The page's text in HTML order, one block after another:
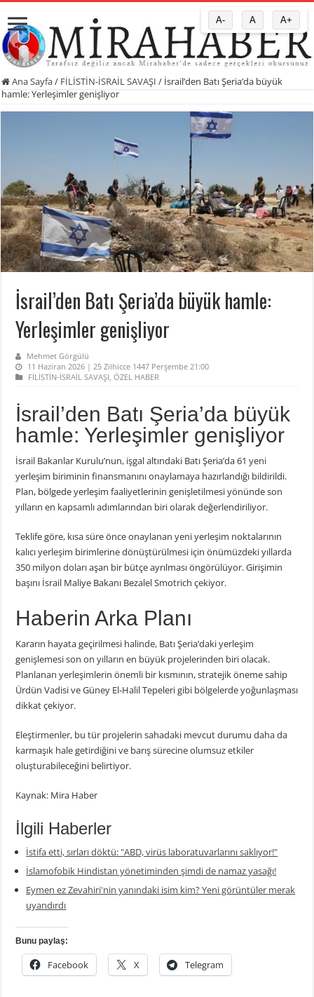
Ana Sayfa/ FİLİSTİN-İSRAİL SAVAŞI / İsrail’den Batı Şeria’da büyük
hamle: Yerleşimler genişliyor
İsrail’den Batı Şeria’da büyük hamle:
Yerleşimler genişliyor
Mehmet Görgülü
11 Haziran 2026 | 25 Zilhicce 1447 Perşembe 21:00
FİLİSTİN-İSRAİL SAVAŞI,ÖZEL HABER
İsrail’den Batı Şeria’da büyük
hamle: Yerleşimler genişliyor
İsrail Bakanlar Kurulu’nun, işgal altındaki Batı Şeria’da 61 yeni
yerleşim biriminin finansmanını onaylamaya hazırlandığı bildirildi.
Plan, bölgede yerleşim faaliyetlerinin genişletilmesi yönünde son
yılların en kapsamlı adımlarından biri olarak değerlendiriliyor.
Teklife göre, kısa süre önce onaylanan yeni yerleşim noktalarının
kalıcı yerleşim birimlerine dönüştürülmesi için önümüzdeki yıllarda
350 milyon doları aşan bir bütçe ayrılması öngörülüyor. Girişimin
başını İsrail Maliye Bakanı Bezalel Smotrich çekiyor.
Haberin Arka Planı
Kararın hayata geçirilmesi halinde, Batı Şeria’daki yerleşim
genişlemesi son on yılların en büyük projelerinden biri olacak.
Planlanan yerleşimlerin önemli bir kısmının, stratejik öneme sahip
Ürdün Vadisi ve Güney El-Halil Tepeleri gibi bölgelerde yoğunlaşması
dikkat çekiyor.
Eleştirmenler, bu tür projelerin sahadaki mevcut durumu daha da
karmaşık hale getirdiğini ve barış sürecine olumsuz etkiler
oluşturabileceğini belirtiyor.
Kaynak: Mira Haber
İlgili Haberler
İstifa etti, sırları döktü: "ABD, virüs laboratuvarlarını saklıyor!"
İslamofobik Hindistan yönetiminden şimdi de namaz yasağı!
Eymen ez Zevahiri'nin yanındaki isim kim? Yeni görüntüler merak
uyandırdı
Bunu paylaş:
Facebook X Telegram
A- A A+